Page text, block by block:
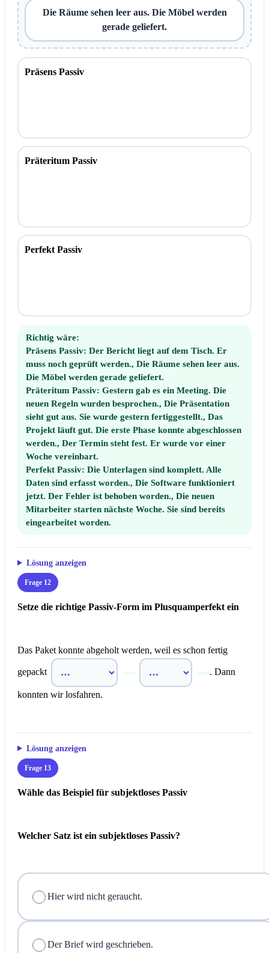
Die Räume sehen leer aus. Die Möbel werden
gerade geliefert.
Präsens Passiv
Präteritum Passiv
Perfekt Passiv
Richtig wäre:
Präsens Passiv: Der Bericht liegt auf dem Tisch. Er
muss noch geprüft werden., Die Räume sehen leer aus.
Die Möbel werden gerade geliefert.
Präteritum Passiv: Gestern gab es ein Meeting. Die
neuen Regeln wurden besprochen., Die Präsentation
sieht gut aus. Sie wurde gestern fertiggestellt., Das
Projekt läuft gut. Die erste Phase konnte abgeschlossen
werden., Der Termin steht fest. Er wurde vor einer
Woche vereinbart.
Perfekt Passiv: Die Unterlagen sind komplett. Alle
Daten sind erfasst worden., Die Software funktioniert
jetzt. Der Fehler ist behoben worden., Die neuen
Mitarbeiter starten nächste Woche. Sie sind bereits
eingearbeitet worden.
Lösung anzeigen
Frage 12
Setze die richtige Passiv-Form im Plusquamperfekt ein
Das Paket konnte abgeholt werden, weil es schon fertig
gepackt . Dann
konnten wir losfahren.
Lösung anzeigen
Frage 13
Wähle das Beispiel für subjektloses Passiv
Welcher Satz ist ein subjektloses Passiv?
Hier wird nicht geraucht.
Der Brief wird geschrieben.